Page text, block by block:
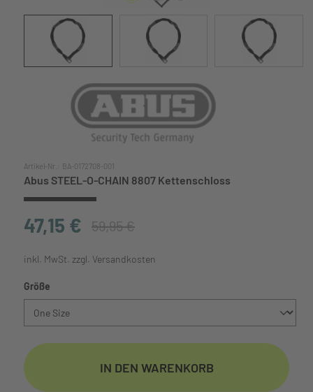
Artikel-Nr.: BA-0172708-001
Abus STEEL-O-CHAIN 8807 Kettenschloss
47,15 € 59,95 €
inkl. MwSt. zzgl. Versandkosten
Größe
IN DEN WARENKORB